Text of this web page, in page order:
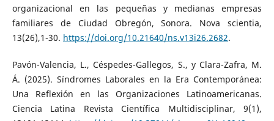
organizacional en las pequeñas y medianas empresas
familiares de Ciudad Obregón, Sonora. Nova scientia,
13(26),1-30. https://doi.org/10.21640/ns.v13i26.2682.
Pavón-Valencia, L., Céspedes-Gallegos, S., y Clara-Zafra, M.
Á. (2025). Síndromes Laborales en la Era Contemporánea:
Una Reflexión en las Organizaciones Latinoamericanas.
Ciencia Latina Revista Científica Multidisciplinar, 9(1),